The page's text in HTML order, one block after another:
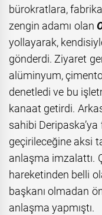
bürokratlara,
zengin adamı olan
yollayarak,
gönderdi. Ziyaret
alüminyum,
denetledi ve bu
kanaat getirdi.
sahibi
geçirileceğine aksi
anlaşma imzalattı.
hareketinden belli
başkanı olmadan
anlaşma yapmıştı.